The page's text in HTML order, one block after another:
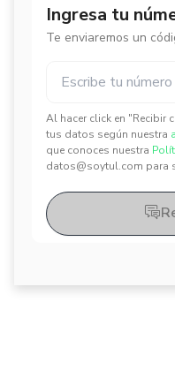
Ingresa tu
Te enviaremos un
Al hacer click en "Recibir
tus datos según nuestra
que conoces nuestra
datos@soytul.com para